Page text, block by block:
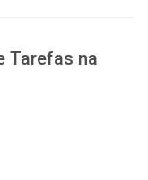
Tarefas na